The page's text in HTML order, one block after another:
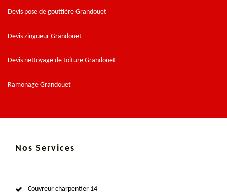
Devis pose de gouttière Grandouet
Devis zingueur Grandouet
Devis nettoyage de toiture Grandouet
Ramonage Grandouet
Nos Services
Couvreur charpentier 14